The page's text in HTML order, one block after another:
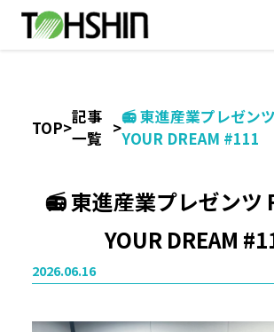
TOP>
記事
一覧
>
📻 東進産業プレゼン
YOUR DREAM #111
📻 東進産業プレゼンツ
YOUR DREAM
2026.06.16